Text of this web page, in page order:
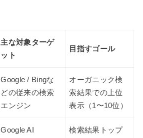
主な対象ターゲ
ット
目指すゴール
Google / Bingな
どの従来の検索
エンジン
オーガニック検
索結果での上位
表示（1〜10位）
Google AI
検索結果トップ